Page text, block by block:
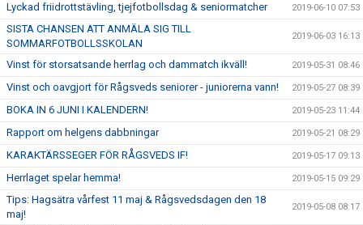
Lyckad friidrottstävling, tjejfotbollsdag & seniormatcher 2019-06-10 07:53
SISTA CHANSEN ATT ANMÄLA SIG TILL
SOMMARFOTBOLLSSKOLAN
2019-06-03 16:13
Vinst för storsatsande herrlag och dammatch ikväll! 2019-05-31 08:46
Vinst och oavgjort för Rågsveds seniorer - juniorerna vann! 2019-05-27 08:39
BOKA IN 6 JUNI I KALENDERN! 2019-05-23 11:44
Rapport om helgens dabbningar 2019-05-21 08:29
KARAKTÄRSSEGER FÖR RÅGSVEDS IF! 2019-05-17 09:13
Herrlaget spelar hemma! 2019-05-15 09:29
Tips: Hagsätra vårfest 11 maj & Rågsvedsdagen den 18
maj!
2019-05-08 08:17